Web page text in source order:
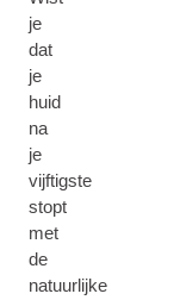
je
dat
je
huid
na
je
vijftigste
stopt
met
de
natuurlijke